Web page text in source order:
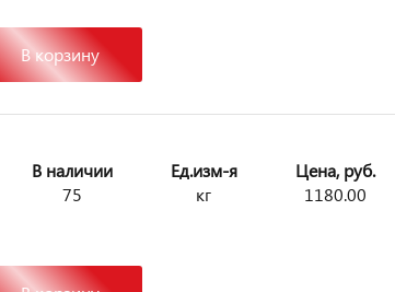
В корзину
В наличии
75
Ед.изм-я
кг
Цена, руб.
1180.00